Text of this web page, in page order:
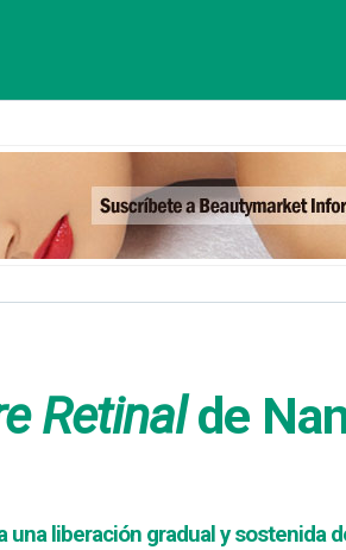
Retinalde
liberación gradual y sostenida